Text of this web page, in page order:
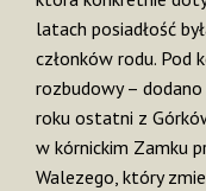
latach posiadłość
członków rodu. Pod
rozbudowy –
roku ostatni z
w kórnickim Zamku
Walezego, który